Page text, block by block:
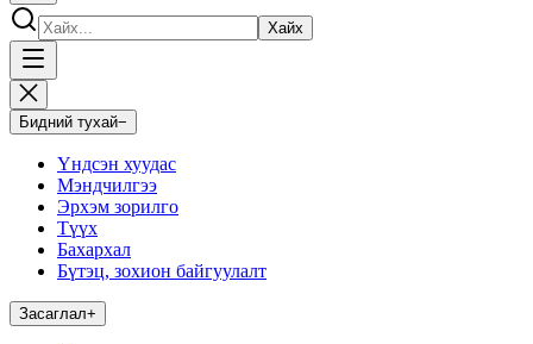
Хайх
Бидний тухай−
Үндсэн хуудас
Мэндчилгээ
Эрхэм зорилго
Түүх
Бахархал
Бүтэц, зохион байгуулалт
Засаглал+